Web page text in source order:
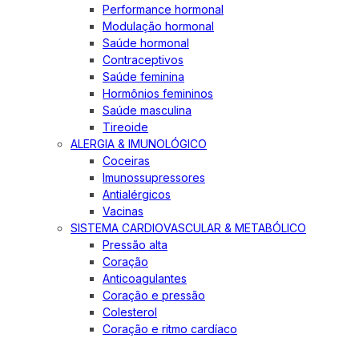
Performance hormonal
Modulação hormonal
Saúde hormonal
Contraceptivos
Saúde feminina
Hormônios femininos
Saúde masculina
Tireoide
ALERGIA & IMUNOLÓGICO
Coceiras
Imunossupressores
Antialérgicos
Vacinas
SISTEMA CARDIOVASCULAR & METABÓLICO
Pressão alta
Coração
Anticoagulantes
Coração e pressão
Colesterol
Coração e ritmo cardíaco